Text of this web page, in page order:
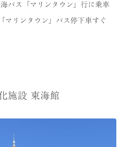
バス「マリンタウン」行に乗車
マリンタウン」バス停下車すぐ
施設 東海館